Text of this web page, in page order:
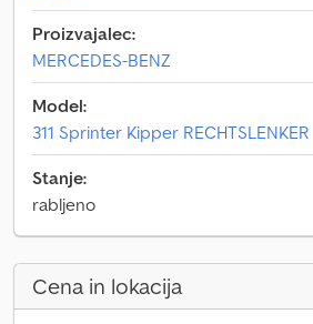
Proizvajalec:
MERCEDES-BENZ
Model:
311 Sprinter Kipper RECHTSLENKER
Stanje:
rabljeno
Cena in lokacija